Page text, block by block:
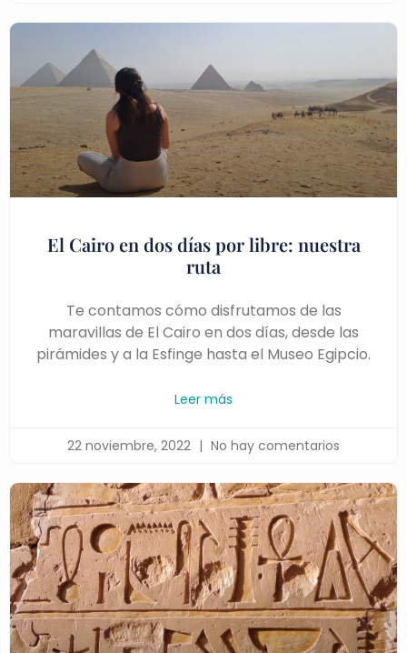
El Cairo en dos días por libre: nuestra
ruta
Te contamos cómo disfrutamos de las
maravillas de El Cairo en dos días, desde las
pirámides y a la Esfinge hasta el Museo Egipcio.
Leer más
22 noviembre, 2022 No hay comentarios